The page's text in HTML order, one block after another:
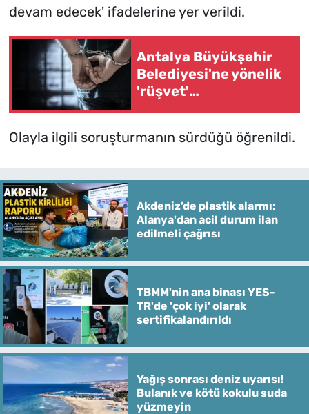
devam edecek' ifadelerine yer verildi.
Antalya Büyükşehir
Belediyesi'ne yönelik
'rüşvet'
Olayla ilgili soruşturmanın sürdüğü öğrenildi.
Akdeniz’de plastik alarmı:
Alanya'dan acil durum ilan
edilmeli çağrısı
TBMM'nin ana binası YES-
TR'de 'çok iyi' olarak
sertifikalandırıldı
Yağış sonrası deniz uyarısı!
Bulanık ve kötü kokulu suda
yüzmeyin